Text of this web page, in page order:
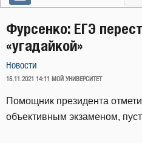
Фурсенко: ЕГЭ
«угадайкой»
Новости
ОПУБЛИКОВАНО
15.11.2021 14:11 МОЙ УНИВЕРСИТЕТ
Помощник президента
объективным экзаменом,